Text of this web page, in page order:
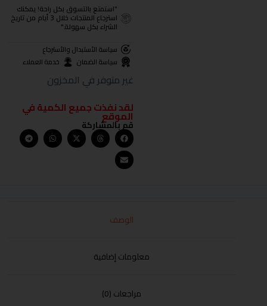
"استمتع بالتسوق بكل راحة! يمكنك
استرجاع المنتجات خلال 3 أيام من تاريخ
الشراء بكل سهولة."
سياسة الأستبدال والأسترجاع
سياسة الضمان
خدمة العملاء
غير متوفر في المخزون
لقد نفذت جميع الكمية في
الموقع
قم بالمشاركة
الوصف
معلومات إضافية
مراجعات (0)